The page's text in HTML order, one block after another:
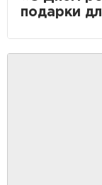
подарки